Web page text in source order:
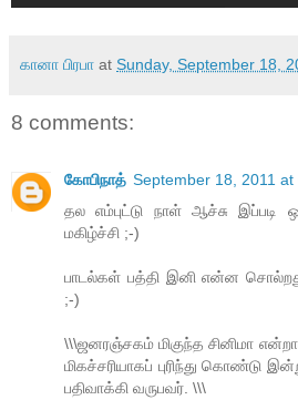
கானா பிரபா at Sunday, September 18,
8 comments:
கோபிநாத் September 18, 2011 at
தல எம்புட்டு நாள் ஆச்சு இப்படி
மகிழ்ச்சி ;-)
பாடல்கள் பத்தி இனி என்ன
;-)
\\\ஜனரஞ்சகம் மிகுந்த சினிமா
மிகச்சரியாகப் புரிந்து கொண்டு
பதிவாக்கி வருபவர். \\\